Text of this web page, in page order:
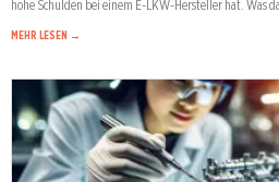
hohe Schulden bei einem E-LKW-Hersteller hat.
MEHR LESEN →